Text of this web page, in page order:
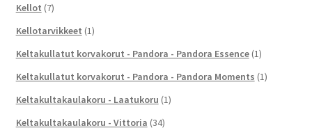
Kellot (7)
Kellotarvikkeet (1)
Keltakullatut korvakorut - Pandora - Pandora Essence (1)
Keltakullatut korvakorut - Pandora - Pandora Moments (1)
Keltakultakaulakoru - Laatukoru (1)
Keltakultakaulakoru - Vittoria (34)